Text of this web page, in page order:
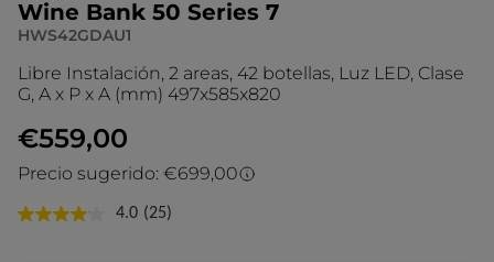
Wine Bank 50 Series 7
HWS42GDAU1
Libre Instalación, 2 areas, 42 botellas, Luz LED, Clase
G, A x P x A (mm) 497x585x820
€559,00
Precio sugerido: €699,00
Precio sugerido
4.0 Lea
(25)